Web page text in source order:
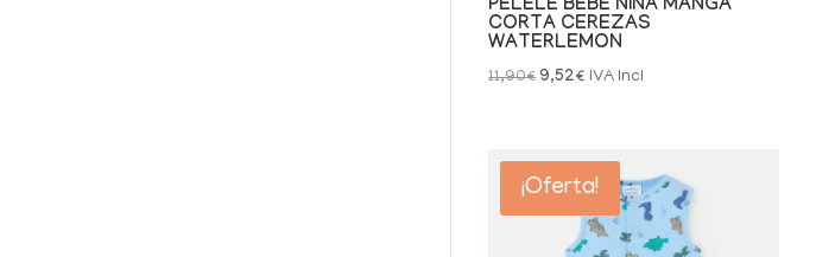
PELELE BEBE NIÑA MANGA
CORTA CEREZAS
WATERLEMON
11,90€El
era:
11,90€.
9,52€ El
es:
9,52€.
IVA Incl
¡Oferta!